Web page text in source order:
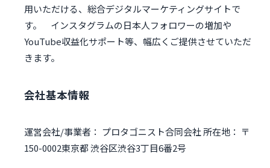
用いただける、総合デジタルマーケティングサイトで
す。 インスタグラムの日本人フォロワーの増加や
YouTube収益化サポート等、幅広くご提供させていただ
きます。
会社基本情報
運営会社/事業者： プロタゴニスト合同会社 所在地： 〒
150-0002東京都 渋谷区渋谷3丁目6番2号